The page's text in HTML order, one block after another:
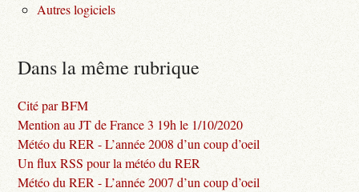
Autres logiciels
Dans la même rubrique
Cité par BFM
Mention au JT de France 3 19h le 1/10/2020
Météo du RER - L’année 2008 d’un coup d’oeil
Un flux RSS pour la météo du RER
Météo du RER - L’année 2007 d’un coup d’oeil